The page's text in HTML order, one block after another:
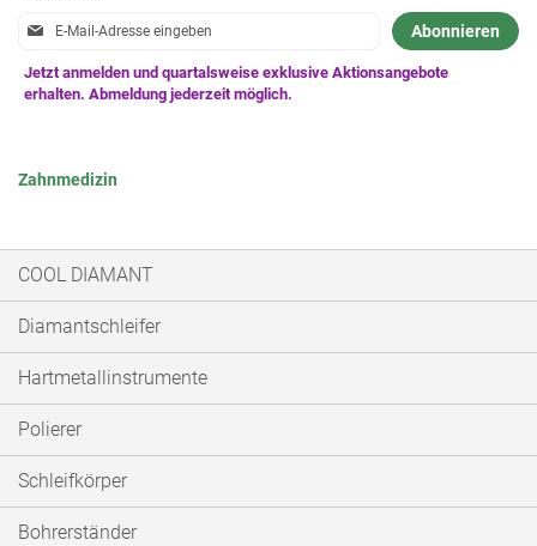
Anmeldung
Newsletter:
Abonnieren
Zahnmedizin
COOL DIAMANT
Diamantschleifer
Hartmetallinstrumente
Polierer
Schleifkörper
Bohrerständer